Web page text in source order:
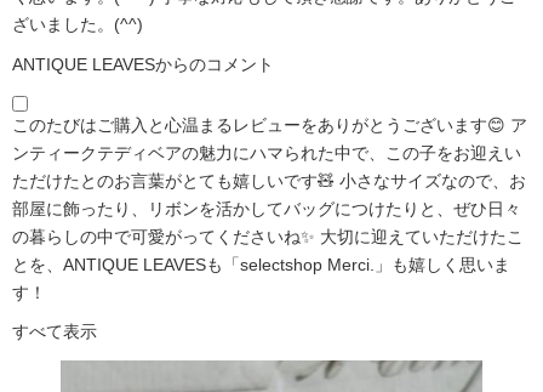
ざいました。(^^)
ANTIQUE LEAVESからのコメント
このたびはご購入と心温まるレビューをありがとうございます😊 ア
ンティークテディベアの魅力にハマられた中で、この子をお迎えい
ただけたとのお言葉がとても嬉しいです🧸 小さなサイズなので、お
部屋に飾ったり、リボンを活かしてバッグにつけたりと、ぜひ日々
の暮らしの中で可愛がってくださいね✨ 大切に迎えていただけたこ
とを、ANTIQUE LEAVESも「selectshop Merci.」も嬉しく思いま
す！
すべて表示